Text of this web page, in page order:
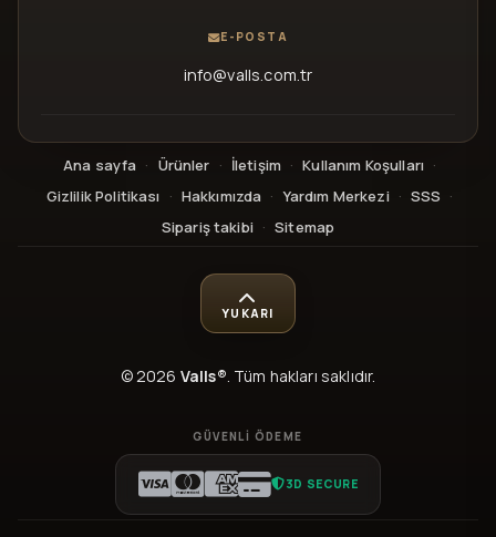
E-POSTA
info@valls.com.tr
Ana sayfa · Ürünler · İletişim · Kullanım Koşulları ·
Gizlilik Politikası
· Hakkımızda · Yardım Merkezi · SSS ·
Sipariş takibi · Sitemap
© 2026 Valls® . Tüm hakları saklıdır.
YUKARI
GÜVENLI ÖDEME
3D SECURE